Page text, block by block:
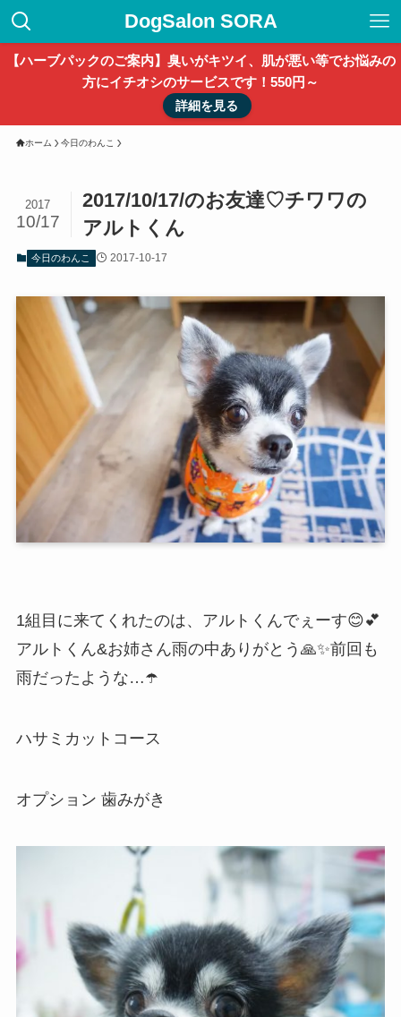
DogSalon SORA
【ハーブパックのご案内】臭いがキツイ、肌が悪い等でお悩みの
方にイチオシのサービスです！550円～
詳細を見る
ホーム 今日のわんこ
2017/10/17/のお友達♡チワワの
アルトくん
2017
10/17
今日のわんこ 2017-10-17
1組目に来てくれたのは、アルトくんでぇーす😊💕
アルトくん&お姉さん雨の中ありがとう🙏✨前回も
雨だったような…☂️
ハサミカットコース
オプション 歯みがき